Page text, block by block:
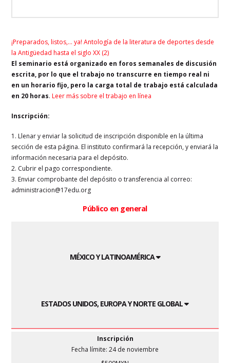
¡Preparados, listos,… ya! Antología de la literatura de deportes desde
la Antigüedad hasta el siglo XX (2)
El seminario está organizado en foros semanales de discusión
escrita, por lo que el trabajo no transcurre en tiempo real ni
en un horario fijo, pero la carga total de trabajo está calculada
en 20 horas.Leer más sobre el trabajo en línea
Inscripción:
1. Llenar y enviar la solicitud de inscripción disponible en la última
sección de esta página. El instituto confirmará la recepción, y enviará la
información necesaria para el depósito.
2. Cubrir el pago correspondiente.
3. Enviar comprobante del depósito o transferencia al correo:
administracion@17edu.org
Público en general
MÉXICO Y LATINOAMÉRICA
ESTADOS UNIDOS, EUROPA Y NORTE GLOBAL
Inscripción
Fecha límite: 24 de noviembre